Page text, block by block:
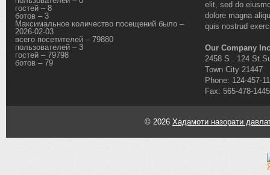
гостей – 8
ботов – 3
Максимальное количество посещений было –
2026-02-03
всего посетителей – 79880
пользователей – 3
гостей – 79798
ботов – 79
elit, sed do
dolore magna
quis nostrud
Our Company
2458 S . 124
Town City 21447
Phone: 124-457-
Fax: 565-478-1445
© 2026 Хадамоти назорати